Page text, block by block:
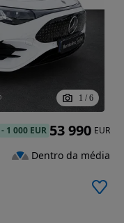
1 / 6
- 1 000 EUR 53 990 EUR
Dentro da média